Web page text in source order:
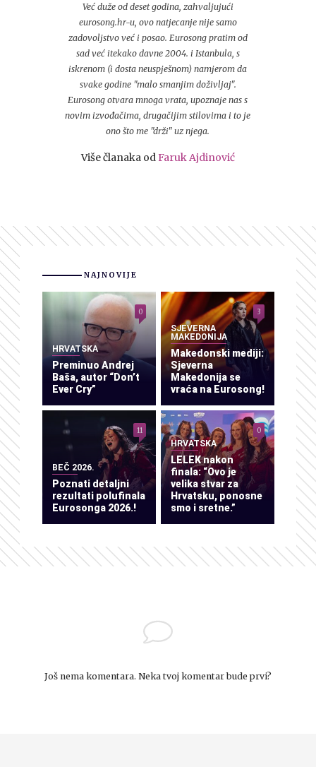
Već duže od deset godina, zahvaljujući
eurosong.hr-u, ovo natjecanje nije samo
zadovoljstvo već i posao. Eurosong pratim od
sad već itekako davne 2004. i Istanbula, s
iskrenom (i dosta neuspješnom) namjerom da
svake godine "malo smanjim doživljaj".
Eurosong otvara mnoga vrata, upoznaje nas s
novim izvođačima, drugačijim stilovima i to je
ono što me "drži" uz njega.
Više članaka odFaruk Ajdinović
NAJNOVIJE
HRVATSKA
Preminuo Andrej
Baša, autor “Don’t
Ever Cry”
0
SJEVERNA
MAKEDONIJA
Makedonski mediji:
Sjeverna
Makedonija se
vraća na Eurosong!
3
BEČ 2026.
Poznati detaljni
rezultati polufinala
Eurosonga 2026.!
11
HRVATSKA
LELEK nakon
finala: “Ovo je
velika stvar za
Hrvatsku, ponosne
smo i sretne.”
0
Još nema komentara. Neka tvoj komentar bude prvi?